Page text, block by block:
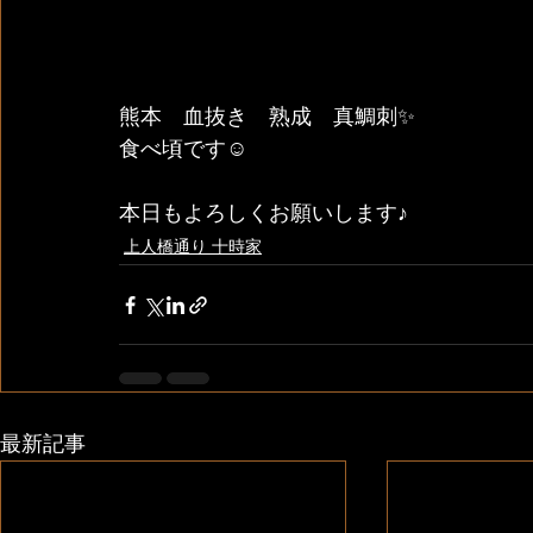
熊本　血抜き　熟成　真鯛刺✨
食べ頃です☺️
本日もよろしくお願いします♪
上人橋通り 十時家
最新記事